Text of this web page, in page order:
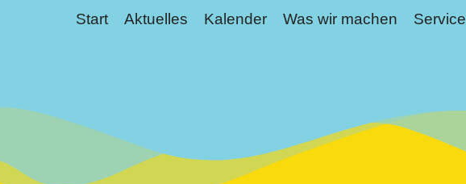
Start Aktuelles Kalender Was wir machen Service